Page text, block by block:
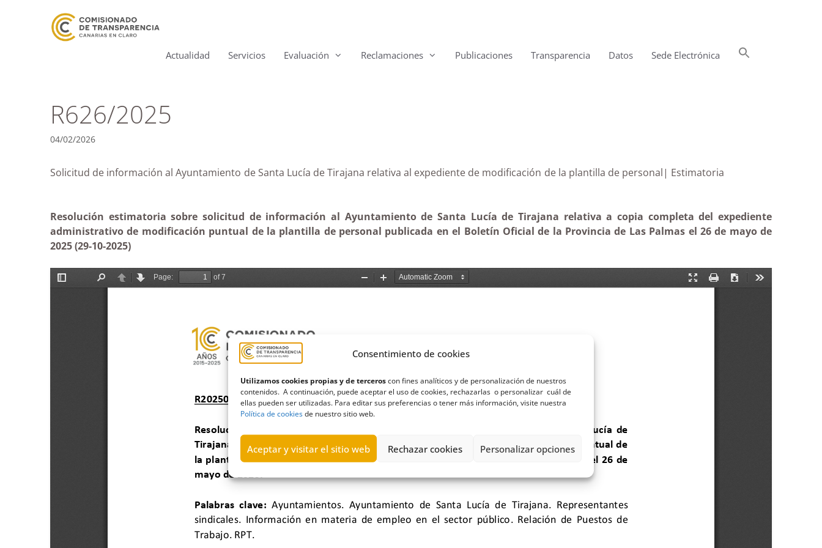
Consentimiento de cookies
Utilizamos cookies propias y de terceroscon fines analíticos y de personalización de nuestros
contenidos. A continuación, puede aceptar el uso de cookies, rechazarlas o personalizar cuál de
ellas pueden ser utilizadas. Para editar sus preferencias o tener más información, visite nuestra
Política de cookiesde nuestro sitio web.
Aceptar y visitar el sitio web Rechazar cookies Personalizar opciones
Actualidad Servicios Evaluación Reclamaciones Publicaciones Transparencia Datos Sede Electrónica
R626/2025
04/02/2026
Solicitud de información al Ayuntamiento de Santa Lucía de Tirajana relativa al expediente de modificación de la plantilla de personal| Estimatoria
Resolución estimatoria sobre solicitud de información al Ayuntamiento de Santa Lucía de Tirajana relativa a copia completa del expediente
administrativo de modificación puntual de la plantilla de personal publicada en el Boletín Oficial de la Provincia de Las Palmas el 26 de mayo de
2025 (29-10-2025)